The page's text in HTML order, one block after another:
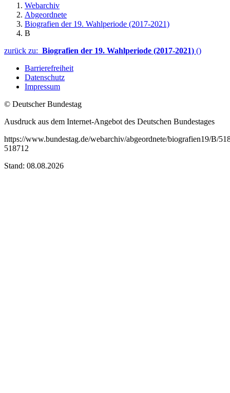
Webarchiv
Abgeordnete
Biografien der 19. Wahlperiode (2017-2021)
B
zurück zu: Biografien der 19. Wahlperiode (2017-2021) ()
Barrierefreiheit
Datenschutz
Impressum
© Deutscher Bundestag
Ausdruck aus dem Internet-Angebot des Deutschen Bundestages
https://www.bundestag.de/webarchiv/abgeordnete/biografien19/B/
518712
Stand: 08.08.2026